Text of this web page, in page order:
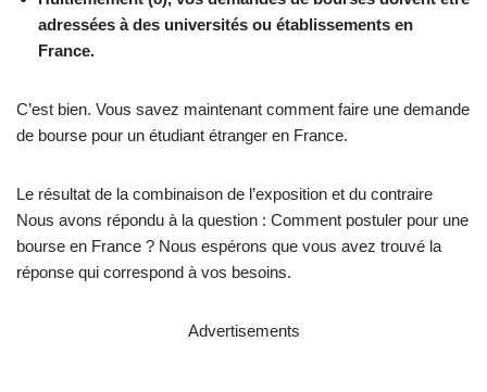
adressées à des universités ou établissements en
France.
C’est bien. Vous savez maintenant comment faire une demande
de bourse pour un étudiant étranger en France.
Le résultat de la combinaison de l’exposition et du contraire
Nous avons répondu à la question : Comment postuler pour une
bourse en France ? Nous espérons que vous avez trouvé la
réponse qui correspond à vos besoins.
Advertisements